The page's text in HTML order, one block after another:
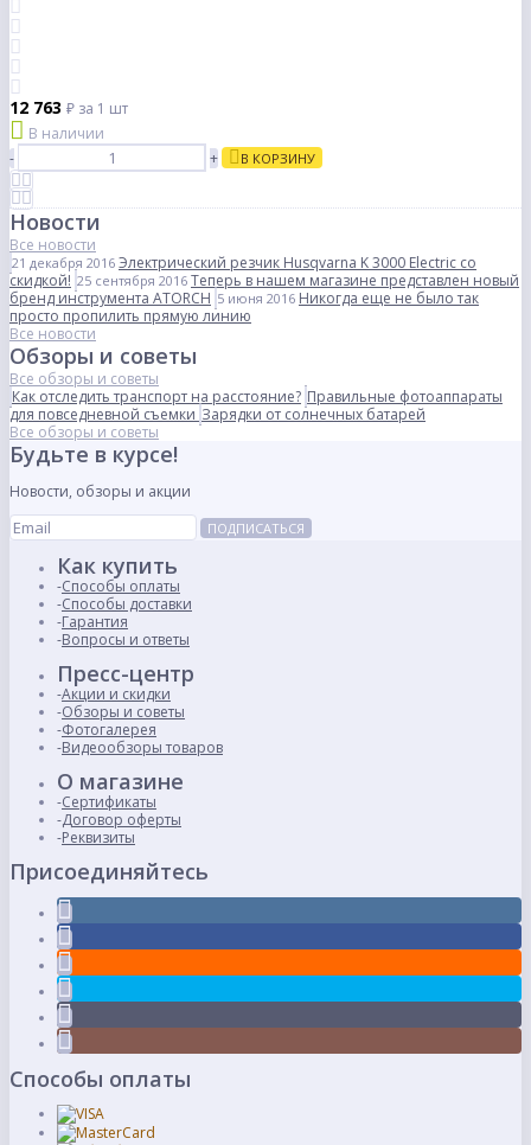
12 763 ₽ за 1 шт
В наличии
-
+ В КОРЗИНУ
Новости
Все новости
21 декабря 2016 Электрический резчик Husqvarna K 3000 Electric со
скидкой! 25 сентября 2016 Теперь в нашем магазине представлен новый
бренд инструмента ATORCH 5 июня 2016 Никогда еще не было так
просто пропилить прямую линию
Все новости
Обзоры и советы
Все обзоры и советы
Как отследить транспорт на расстояние? Правильные фотоаппараты
для повседневной съемки Зарядки от солнечных батарей
Все обзоры и советы
Будьте в курсе!
Новости, обзоры и акции
ПОДПИСАТЬСЯ
Как купить
Способы оплаты
Способы доставки
Гарантия
Вопросы и ответы
Пресс-центр
Акции и скидки
Обзоры и советы
Фотогалерея
Видеообзоры товаров
О магазине
Сертификаты
Договор оферты
Реквизиты
Присоединяйтесь
Способы оплаты